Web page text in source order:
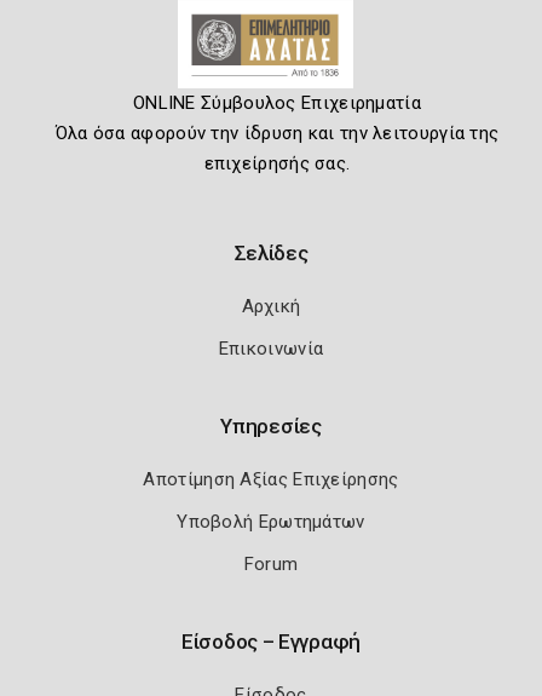
ONLINE Σύμβουλος Επιχειρηματία
Όλα όσα αφορούν την ίδρυση και την λειτουργία της
επιχείρησής σας.
Σελίδες
Αρχική
Επικοινωνία
Υπηρεσίες
Αποτίμηση Αξίας Επιχείρησης
Υποβολή Ερωτημάτων
Forum
Είσοδος – Εγγραφή